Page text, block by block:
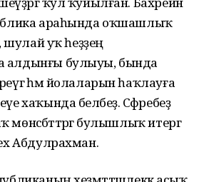
араһында оҡшашлыҡ
шулай уҡ һеҙҙең
алдынғы булыуы, бында
һәм йолаларын һаҡлауға
хаҡында беләбеҙ. Сәфәребеҙ
булышлыҡ итергә
Абдулрахман.